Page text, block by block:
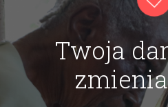
Twoja